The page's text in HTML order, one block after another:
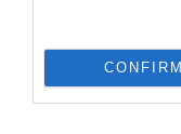
CONFIRM